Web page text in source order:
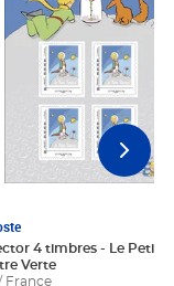
4 timbres - Le Petit
Verte
France